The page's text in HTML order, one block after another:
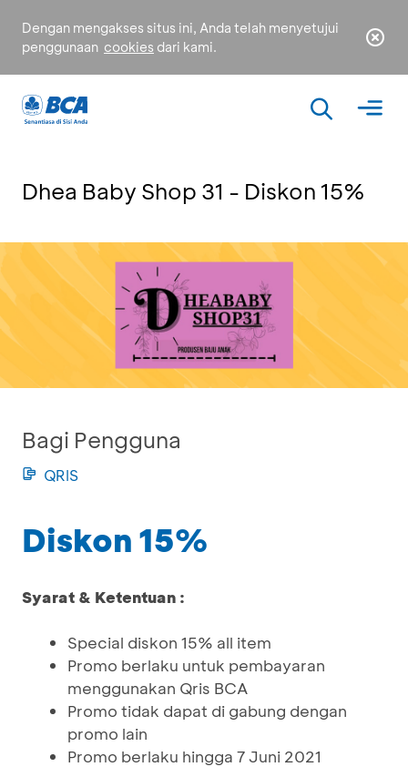
Dengan mengakses situs ini, Anda telah menyetujui
penggunaan cookies dari kami.
Dhea Baby Shop 31 - Diskon 15%
Bagi Pengguna
QRIS
Diskon 15%
Syarat & Ketentuan :
Special diskon 15% all item
Promo berlaku untuk pembayaran
menggunakan Qris BCA
Promo tidak dapat di gabung dengan
promo lain
Promo berlaku hingga 7 Juni 2021